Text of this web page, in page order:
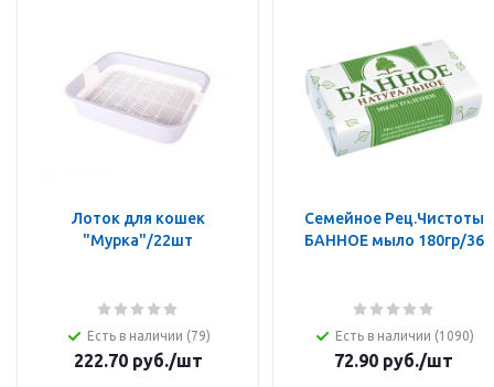
Лоток для кошек
"Мурка"/22шт
Есть в наличии (79)
222.70руб./шт
Семейное Рец.Чистоты
БАННОЕ мыло 180гр/36
Есть в наличии (1090)
72.90 руб./шт